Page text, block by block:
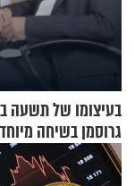
בעיצומו של תשעה
גרוסמן בשיחה